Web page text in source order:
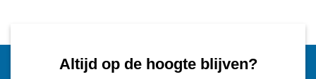
Altijd op de hoogte blijven?